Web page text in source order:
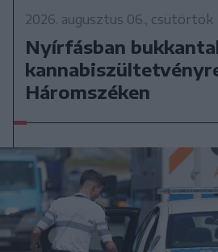
2026. augusztus 06., csütörtök
Nyírfásban
Háromszéken